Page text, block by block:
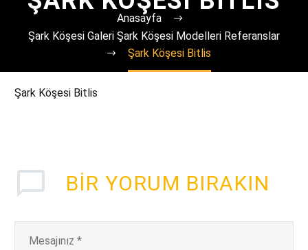
Anasayfa
Şark Köşesi Galeri Şark Köşesi Modelleri Referanslar
Şark Köşesi Bitlis
Şark Köşesi Bitlis
BIR YORUM BIRAKIN